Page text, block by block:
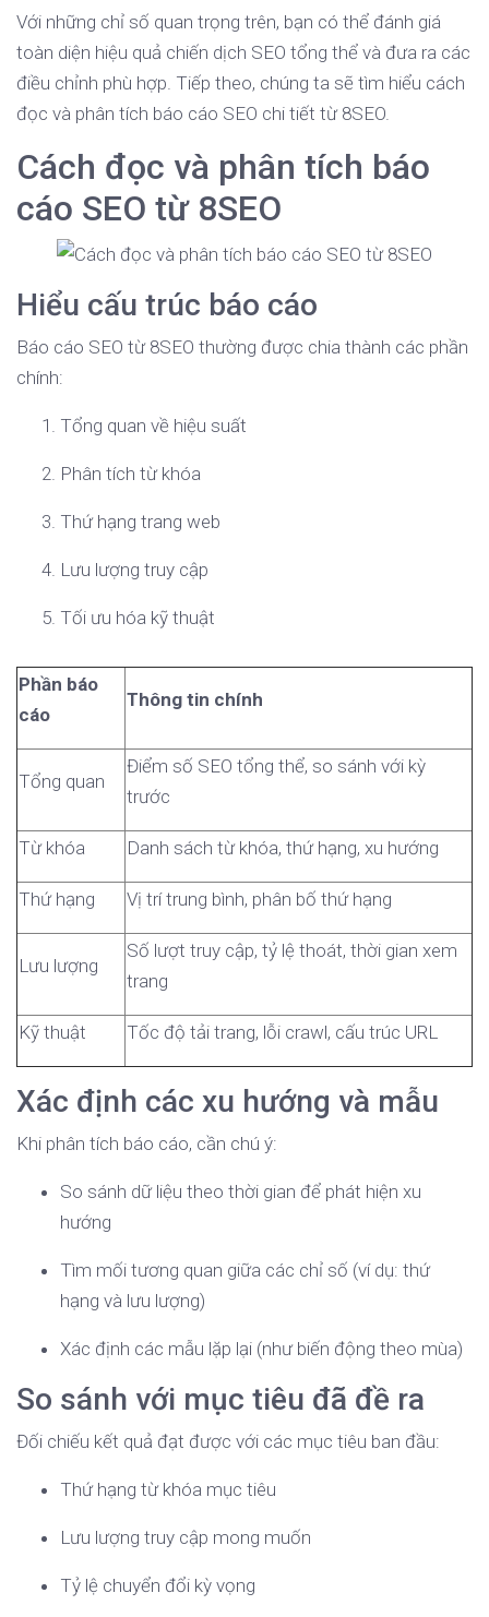
Với những chỉ số quan trọng trên, bạn có thể đánh giá
toàn diện hiệu quả chiến dịch SEO tổng thể và đưa ra các
điều chỉnh phù hợp. Tiếp theo, chúng ta sẽ tìm hiểu cách
đọc và phân tích báo cáo SEO chi tiết từ 8SEO.
Cách đọc và phân tích báo
cáo SEO từ 8SEO
Hiểu cấu trúc báo cáo
Báo cáo SEO từ 8SEO thường được chia thành các phần
chính:
Tổng quan về hiệu suất
Phân tích từ khóa
Thứ hạng trang web
Lưu lượng truy cập
Tối ưu hóa kỹ thuật
Phần báo
cáo
Thông tin chính
Tổng quan
Điểm số SEO tổng thể, so sánh với kỳ
trước
Từ khóa Danh sách từ khóa, thứ hạng, xu hướng
Thứ hạng Vị trí trung bình, phân bố thứ hạng
Lưu lượng
Số lượt truy cập, tỷ lệ thoát, thời gian xem
trang
Kỹ thuật Tốc độ tải trang, lỗi crawl, cấu trúc URL
Xác định các xu hướng và mẫu
Khi phân tích báo cáo, cần chú ý:
So sánh dữ liệu theo thời gian để phát hiện xu
hướng
Tìm mối tương quan giữa các chỉ số (ví dụ: thứ
hạng và lưu lượng)
Xác định các mẫu lặp lại (như biến động theo mùa)
So sánh với mục tiêu đã đề ra
Đối chiếu kết quả đạt được với các mục tiêu ban đầu:
Thứ hạng từ khóa mục tiêu
Lưu lượng truy cập mong muốn
Tỷ lệ chuyển đổi kỳ vọng